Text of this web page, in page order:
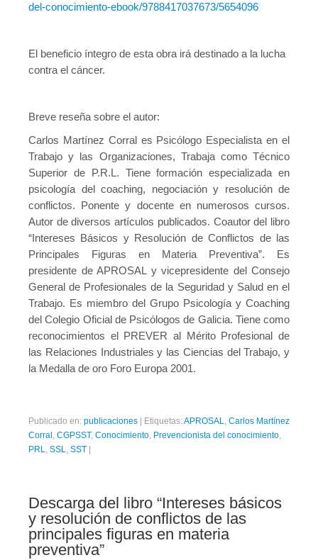
del-conocimiento-ebook/9788417037673/5654096
El beneficio íntegro de esta obra irá destinado a la lucha
contra el cáncer.
Breve reseña sobre el autor:
Carlos Martínez Corral es Psicólogo Especialista en el
Trabajo y las Organizaciones, Trabaja como Técnico
Superior de P.R.L. Tiene formación especializada en
psicología del coaching, negociación y resolución de
conflictos. Ponente y docente en numerosos cursos.
Autor de diversos artículos publicados. Coautor del libro
“Intereses Básicos y Resolución de Conflictos de las
Principales Figuras en Materia Preventiva”. Es
presidente de APROSAL y vicepresidente del Consejo
General de Profesionales de la Seguridad y Salud en el
Trabajo. Es miembro del Grupo Psicología y Coaching
del Colegio Oficial de Psicólogos de Galicia. Tiene como
reconocimientos el PREVER al Mérito Profesional de
las Relaciones Industriales y las Ciencias del Trabajo, y
la Medalla de oro Foro Europa 2001.
Publicado en: publicaciones Etiquetas:APROSAL, Carlos Martínez
Corral , CGPSST, Conocimiento, Prevencionista del conocimiento,
PRL, SSL, SST
Descarga del libro “Intereses básicos
y resolución de conflictos de las
principales figuras en materia
preventiva”